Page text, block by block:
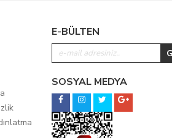
E-BÜLTEN
SOSYAL MEDYA